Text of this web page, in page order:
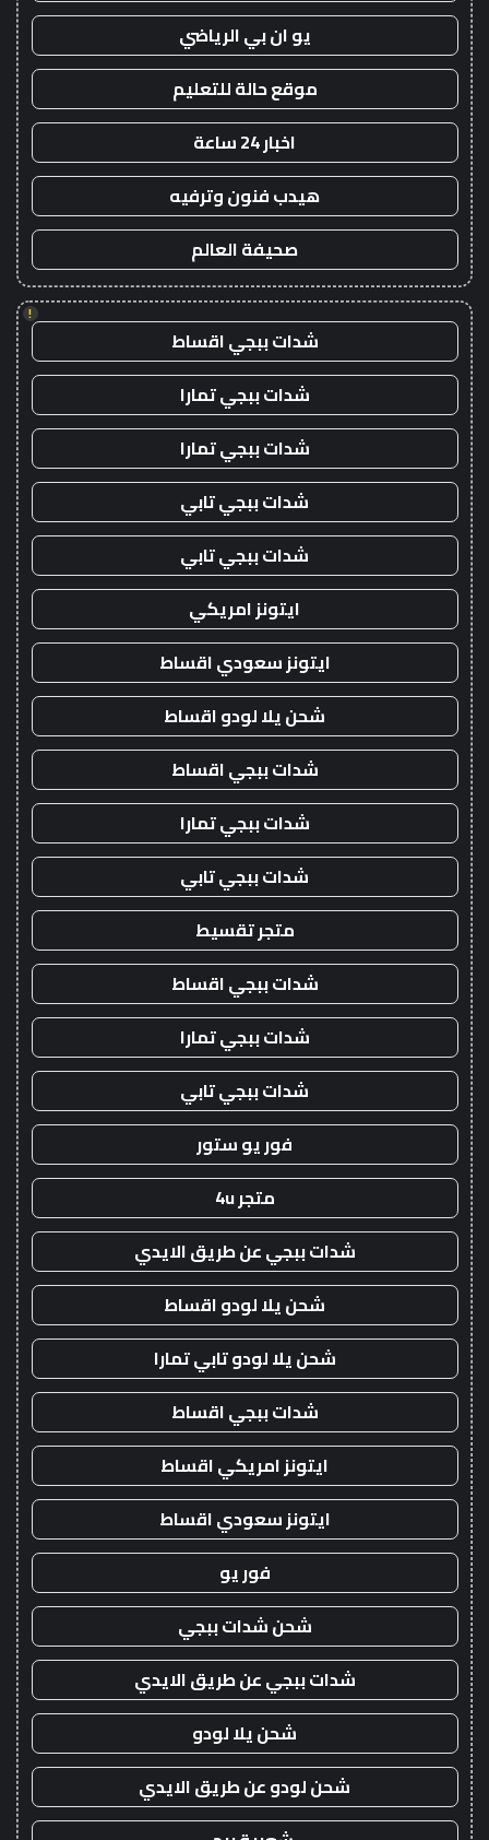
يو ان بي الرياضي
موقع حالة للتعليم
اخبار 24 ساعة
هيدب فنون وترفيه
صحيفة العالم
!
شدات ببجي اقساط
شدات ببجي تمارا
شدات ببجي تمارا
شدات ببجي تابي
شدات ببجي تابي
ايتونز امريكي
ايتونز سعودي اقساط
شحن يلا لودو اقساط
شدات ببجي اقساط
شدات ببجي تمارا
شدات ببجي تابي
متجر تقسيط
شدات ببجي اقساط
شدات ببجي تمارا
شدات ببجي تابي
فور يو ستور
متجر 4u
شدات ببجي عن طريق الايدي
شحن يلا لودو اقساط
شحن يلا لودو تابي تمارا
شدات ببجي اقساط
ايتونز امريكي اقساط
ايتونز سعودي اقساط
فور يو
شحن شدات ببجي
شدات ببجي عن طريق الايدي
شحن يلا لودو
شحن لودو عن طريق الايدي